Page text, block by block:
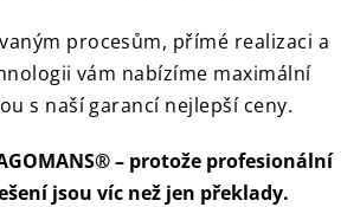
procesům, přímé realizaci a
vám nabízíme maximální
s naší garancí nejlepší ceny.
– protože profesionální
jsou víc než jen překlady.